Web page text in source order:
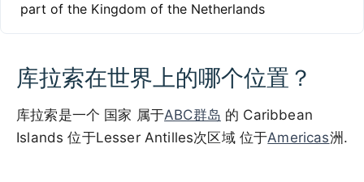
part of the Kingdom of the Netherlands
库拉索在世界上的哪个位置？
库拉索是一个 国家 属于ABC群岛 的 Caribbean
Islands 位于Lesser Antilles次区域 位于Americas洲.
100 km / 62.1 mi